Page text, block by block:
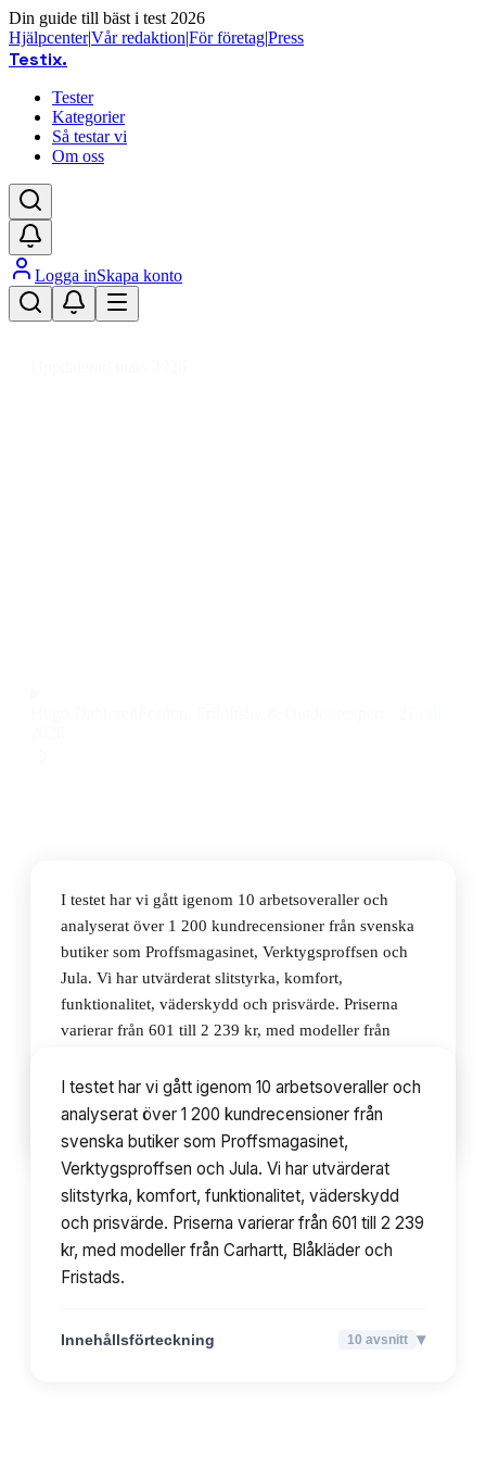
Din guide till bäst i test 2026
Hjälpcenter|Vår redaktion|För företag|Press
Testix.
Tester
Kategorier
Så testar vi
Om oss
Logga inSkapa konto
I testet har vi gått igenom 10 arbetsoveraller och
analyserat över 1 200 kundrecensioner från svenska
butiker som Proffsmagasinet, Verktygsproffsen och
Jula. Vi har utvärderat slitstyrka, komfort,
funktionalitet, väderskydd och prisvärde. Priserna
varierar från 601 till 2 239 kr, med modeller från
Innehållsförteckning 10avsnitt
I testet har vi gått igenom 10 arbetsoveraller och
analyserat över 1 200 kundrecensioner från
svenska butiker som Proffsmagasinet,
Verktygsproffsen och Jula. Vi har utvärderat
slitstyrka, komfort, funktionalitet, väderskydd
och prisvärde. Priserna varierar från 601 till 2 239
kr, med modeller från Carhartt, Blåkläder och
Fristads.
Innehållsförteckning 10 avsnitt ▾